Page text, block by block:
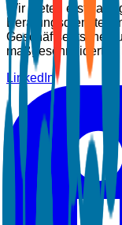
Wir bieten
Beratungsdienste,
LinkedIn